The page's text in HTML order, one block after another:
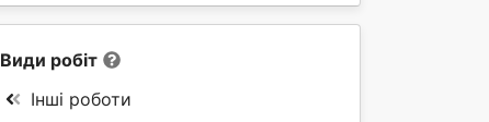
Види робіт
Інші роботи